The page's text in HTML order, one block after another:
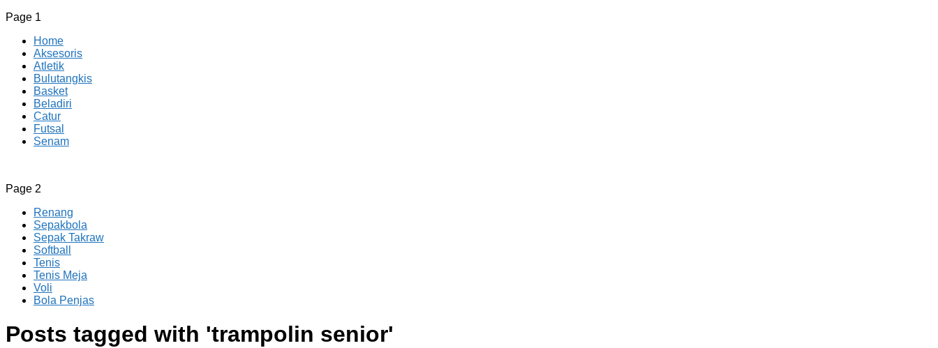
Page 1
Home
Aksesoris
Atletik
Bulutangkis
Basket
Beladiri
Catur
Futsal
Senam
CV JAYA BERSAMA Co Id
Menyediakan Semua Perlengkapan Olahraga Yang Lengkap, Berkualitas Dengan Harga Yang Murah
Page 2
Renang
Sepakbola
Sepak Takraw
Softball
Tenis
Tenis Meja
Voli
Bola Penjas
Posts tagged with 'trampolin senior'